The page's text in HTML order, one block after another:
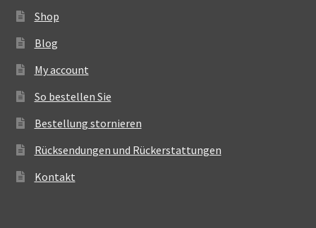
Shop
Blog
My account
So bestellen Sie
Bestellung stornieren
Rücksendungen und Rückerstattungen
Kontakt